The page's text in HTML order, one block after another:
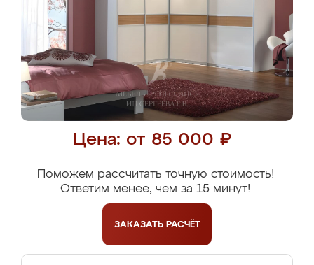
Цена: от 85 000 ₽
Поможем рассчитать точную стоимость!
Ответим менее, чем за 15 минут!
ЗАКАЗАТЬ РАСЧЁТ